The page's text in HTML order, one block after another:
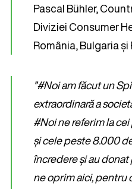
Pascal Bühler,
Diviziei Consumer
România, Bulgaria
”#Noi am făcut un
extraordinară a
#Noi ne referim la
și cele peste 8.000
încredere și au
ne oprim aici, pentru